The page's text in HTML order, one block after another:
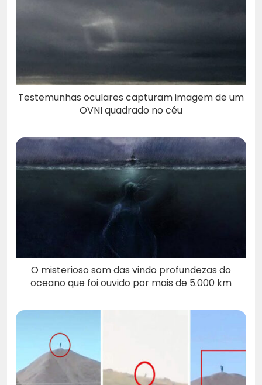
Testemunhas oculares capturam imagem de um
OVNI quadrado no céu
O misterioso som das vindo profundezas do
oceano que foi ouvido por mais de 5.000 km